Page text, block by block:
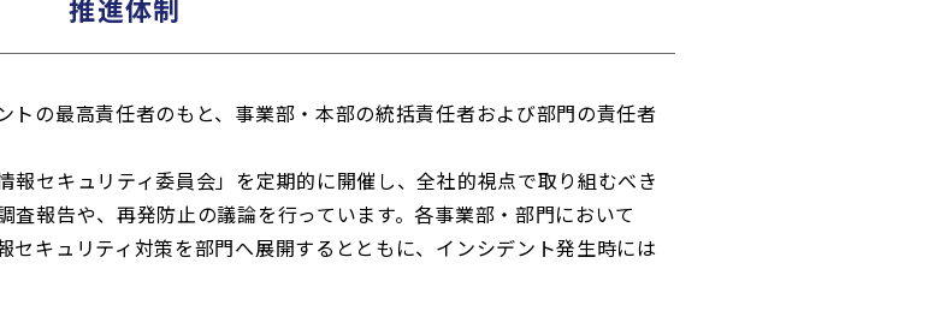
推進体制
トの最高責任者のもと、事業部・本部の統括責任者および部門の責任者
セキュリティ委員会」を定期的に開催し、全社的視点で取り組むべき
報告や、再発防止の議論を行っています。各事業部・部門において
セキュリティ対策を部門へ展開するとともに、インシデント発生時には